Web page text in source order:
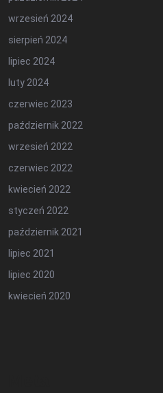
wrzesień 2024
sierpień 2024
lipiec 2024
luty 2024
czerwiec 2023
październik 2022
wrzesień 2022
czerwiec 2022
kwiecień 2022
styczeń 2022
październik 2021
lipiec 2021
lipiec 2020
kwiecień 2020